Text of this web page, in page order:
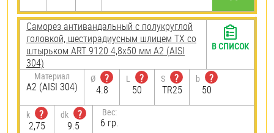
Саморез антивандальный с полукруглой
головкой, шестирадиусным шлицем TX со
штырьком ART 9120 4,8х50 мм А2 (AISI
304)
Материал
А2 (AISI 304)
Ø
?
4.8
L
?
50
S
?
TR25
b
?
50
k
?
2,75
dk
?
9.5
Вес:
6 гр.
В СПИСОК